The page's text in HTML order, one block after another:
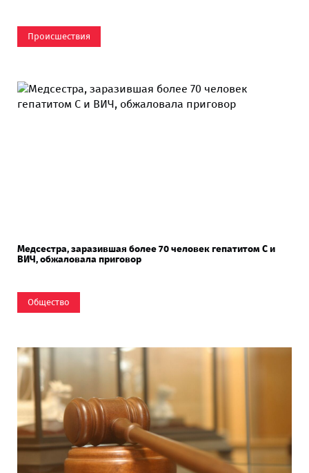
Происшествия
Медсестра, заразившая более 70 человек гепатитом С и
ВИЧ, обжаловала приговор
Общество